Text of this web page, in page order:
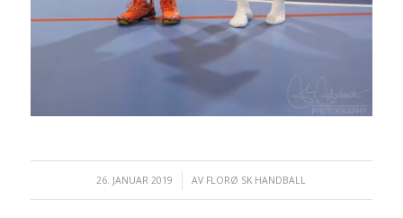
26. JANUAR 2019
/ AV FLORØ SK HANDBALL